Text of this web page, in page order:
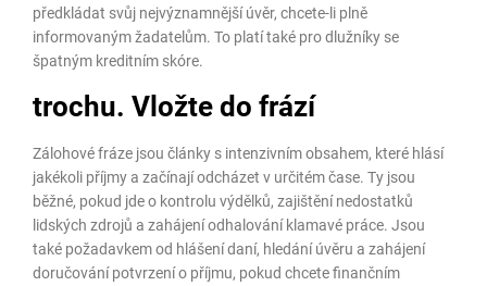
předkládat svůj nejvýznamnější úvěr, chcete-li plně
informovaným žadatelům. To platí také pro dlužníky se
špatným kreditním skóre.
trochu. Vložte do frází
Zálohové fráze jsou články s intenzivním obsahem, které hlásí
jakékoli příjmy a začínají odcházet v určitém čase. Ty jsou
běžné, pokud jde o kontrolu výdělků, zajištění nedostatků
lidských zdrojů a zahájení odhalování klamavé práce. Jsou
také požadavkem od hlášení daní, hledání úvěru a zahájení
doručování potvrzení o příjmu, pokud chcete finančním